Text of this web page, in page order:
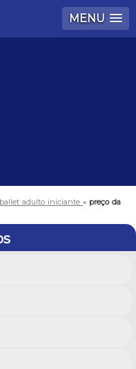
MENU
adulto iniciante » preço da